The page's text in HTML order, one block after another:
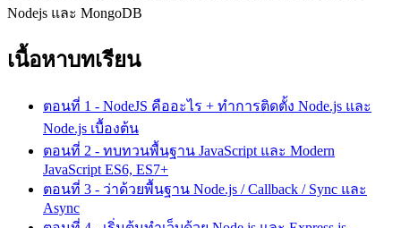
Nodejs และ MongoDB
เนื้อหาบทเรียน
ตอนที่ 1 - NodeJS คืออะไร + ทำการติดตั้ง Node.js และ
Node.js เบื้องต้น
ตอนที่ 2 - ทบทวนพื้นฐาน JavaScript และ Modern
JavaScript ES6, ES7+
ตอนที่ 3 - ว่าด้วยพื้นฐาน Node.js / Callback / Sync และ
Async